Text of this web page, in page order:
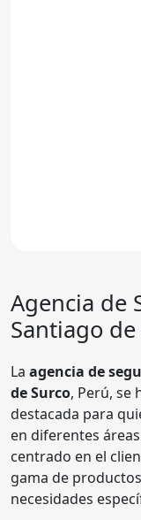
Agencia de
Santiago de
La agencia de
de Surco, Perú, se
destacada para
en diferentes
centrado en el
gama de
necesidades